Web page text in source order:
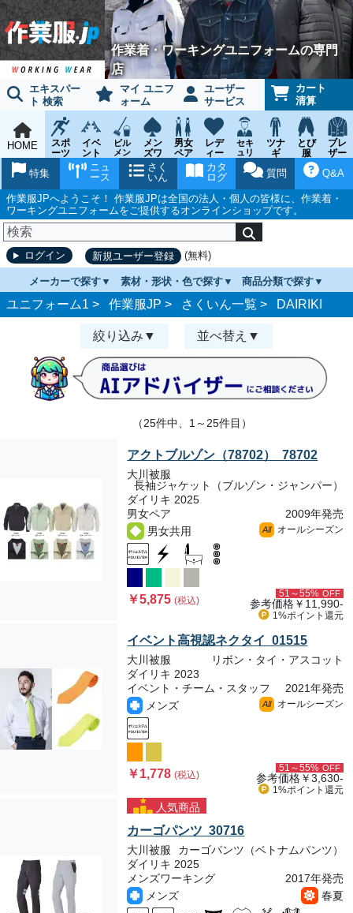
作業着・ワーキングユニフォームの専門
店
エキスパー
ト 検索
マイ ユニフ
ォーム
ユーザー
サービス
カート
清算
HOME
スポ
ーツ
ウェ
イベ
ント
チー
ム
ビル
メン
ンス
メン
ズワ
ーキ
ング
男女
ペア
レデ
ィー
ス
ワー
キン
グ
セキ
ュリ
ティ
ウェ
ツナ
ギ
とび
服
鳶作
業用
ブレ
ザー
ツ
Q&A
質問
カタ
ログ
さく
いん
ニュ
ース
特集
作業服JPへようこそ！ 作業服JPは全国の法人・個人の皆様に、作業着・
ワーキングユニフォームをご提供するオンラインショップです。
ログイン 新規ユーザー登録 (無料)
メーカーで探す 素材・形状・色で探す 商品分類で探す
ユニフォーム1 > 作業服JP > さくいん一覧 > DAIRIKI
絞り込み 並べ替え
（25件中、1～25件目）
アクトブルゾン（78702） 78702
大川被服
長袖ジャケット（ブルゾン・ジャンパー）
ダイリキ 2025
男女ペア
2009年発売
男女共用
All オールシーズン
￥5,875(税込)
51～55% OFF
参考価格￥11,990-
1%ポイント 還元
イベント高視認ネクタイ 01515
大川被服
リボン・タイ・アスコット
ダイリキ 2023
イベント・チーム・スタッフ
2021年発売
メンズ
All オールシーズン
￥1,778(税込)
51～55% OFF
参考価格￥3,630-
1%ポイント 還元
人気商品
カーゴパンツ 30716
大川被服
カーゴパンツ（ベトナムパンツ）
ダイリキ 2025
メンズワーキング
2017年発売
メンズ
春夏